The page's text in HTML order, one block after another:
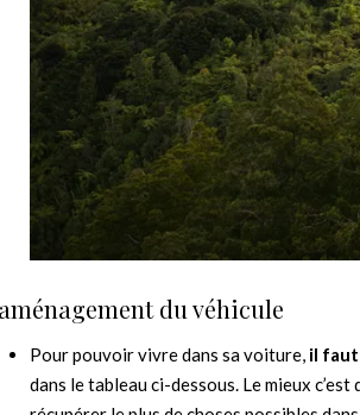
du véhicule
Pour pouvoir vivre dans sa voiture, il faut
dans le tableau ci-dessous. Le mieux